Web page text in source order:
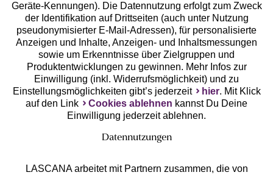
Unsere Apps
Geräte-Kennungen). Die Datennutzung erfolgt zum Zweck
der Identifikation auf Drittseiten (auch unter Nutzung
pseudonymisierter E-Mail-Adressen), für personalisierte
Anzeigen und Inhalte, Anzeigen- und Inhaltsmessungen
sowie um Erkenntnisse über Zielgruppen und
Produktentwicklungen zu gewinnen. Mehr Infos zur
Einwilligung (inkl. Widerrufsmöglichkeit) und zu
Einstellungsmöglichkeiten gibt’s jederzeit
hier. Mit Klick
auf den Link
Cookies ablehnen kannst Du Deine
Einwilligung jederzeit ablehnen.
Datennutzungen
LASCANA arbeitet mit Partnern zusammen, die von